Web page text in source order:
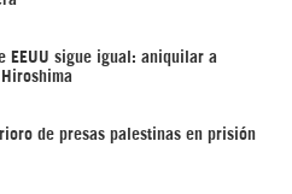
EEUU sigue igual: aniquilar a
de presas palestinas en prisión